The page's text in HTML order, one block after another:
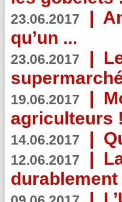
23.06.2017 |
qu’un ...
23.06.2017 |
19.06.2017 |
agriculteurs !
14.06.2017 |
12.06.2017 |
durablement